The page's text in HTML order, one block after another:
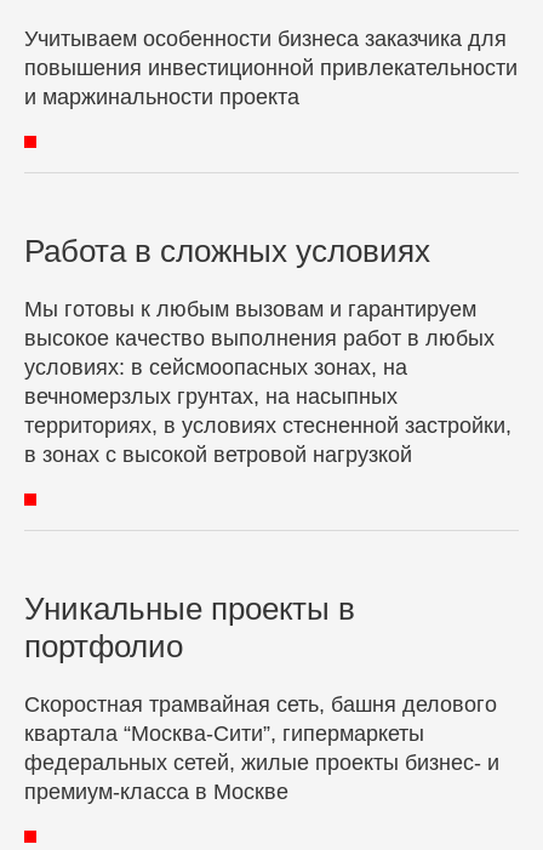
Учитываем особенности бизнеса заказчика для
повышения инвестиционной привлекательности
и маржинальности проекта
Работа в сложных условиях
Мы готовы к любым вызовам и гарантируем
высокое качество выполнения работ в любых
условиях: в сейсмоопасных зонах, на
вечномерзлых грунтах, на насыпных
территориях, в условиях стесненной застройки,
в зонах с высокой ветровой нагрузкой
Уникальные проекты в
портфолио
Скоростная трамвайная сеть, башня делового
квартала “Москва-Сити”, гипермаркеты
федеральных сетей, жилые проекты бизнес- и
премиум-класса в Москве